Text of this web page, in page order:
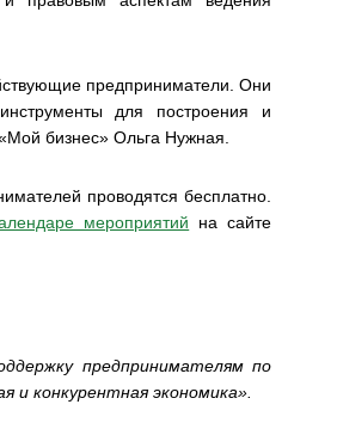
предприниматели. Они
для построения и
бизнес» Ольга Нужная.
проводятся бесплатно.
мероприятий на сайте
предпринимателям по
и конкурентная экономика».